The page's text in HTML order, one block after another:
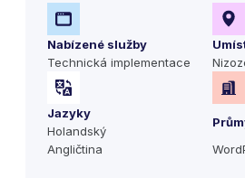
Nabízené služby
Technická implementace
Jazyky
Holandský
Angličtina